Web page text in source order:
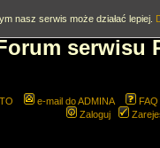
serwisu
e-mail do ADMINA FAQ
Zaloguj
nasz serwis może działać lepiej.